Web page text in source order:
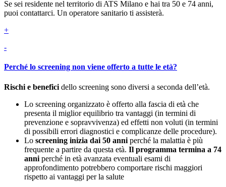
Se sei residente nel territorio di ATS Milano e hai tra 50 e 74 anni,
puoi contattarci. Un operatore sanitario ti assisterà.
+
-
Perché lo screening non viene offerto a tutte le età?
Rischi e benefici dello screening sono diversi a seconda dell’età.
Lo screening organizzato è offerto alla fascia di età che
presenta il miglior equilibrio tra vantaggi (in termini di
prevenzione e sopravvivenza) ed effetti non voluti (in termini
di possibili errori diagnostici e complicanze delle procedure).
Lo screening inizia dai 50 anni perché la malattia è più
frequente a partire da questa età. Il programma termina a 74
anni perché in età avanzata eventuali esami di
approfondimento potrebbero comportare rischi maggiori
rispetto ai vantaggi per la salute